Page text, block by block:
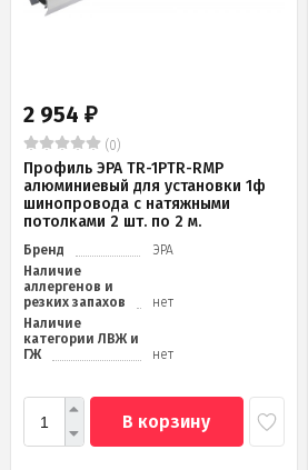
2 954 ₽
(0)
Профиль ЭРА TR-1PTR-RMP
алюминиевый для установки 1ф
шинопровода с натяжными
потолками 2 шт. по 2 м.
Бренд
ЭРА
Наличие
аллергенов и
резких запахов
нет
Наличие
категории ЛВЖ и
ГЖ
нет
В корзину